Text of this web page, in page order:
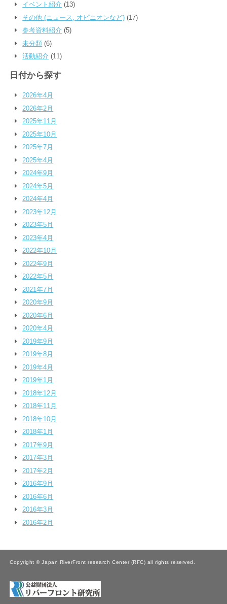
イベント紹介 (13)
その他 (ニュース, オピニオンなど) (17)
参考資料紹介 (5)
未分類 (6)
活動紹介 (11)
日付から探す
2026年4月
2026年2月
2025年11月
2025年10月
2025年7月
2025年4月
2024年9月
2024年5月
2024年4月
2023年12月
2023年5月
2023年4月
2022年10月
2022年9月
2022年5月
2021年7月
2020年9月
2020年6月
2020年4月
2019年9月
2019年8月
2019年4月
2019年1月
2018年12月
2018年11月
2018年10月
2018年1月
2017年9月
2017年3月
2017年2月
2016年9月
2016年6月
2016年3月
2016年2月
Copyright © Japan RiverFront research Center (RFC) all rights reserved.